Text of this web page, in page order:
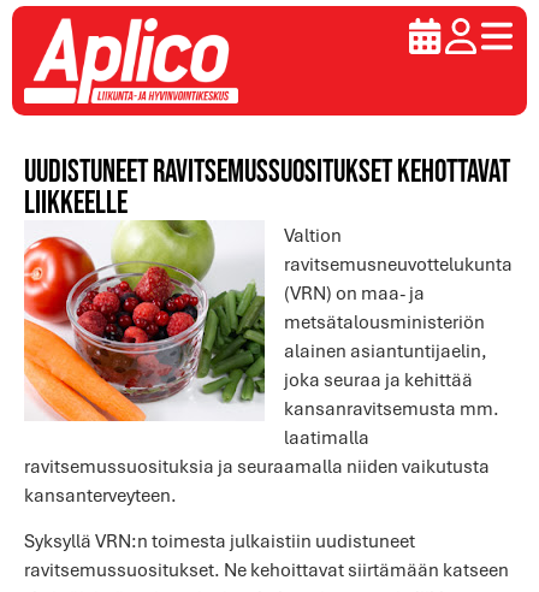
Uudistuneet ravitsemussuositukset kehottavat
liikkeelle
Valtion
ravitsemusneuvottelukunta
(VRN) on maa- ja
metsätalousministeriön
alainen asiantuntijaelin,
joka seuraa ja kehittää
kansanravitsemusta mm.
laatimalla
ravitsemussuosituksia ja seuraamalla niiden vaikutusta
kansanterveyteen.
Syksyllä VRN:n toimesta julkaistiin uudistuneet
ravitsemussuositukset. Ne kehoittavat siirtämään katseen